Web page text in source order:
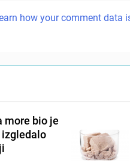
how your comment data
more bio je
izgledalo